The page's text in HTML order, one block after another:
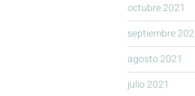
octubre 2021
septiembre
agosto 2021
julio 2021